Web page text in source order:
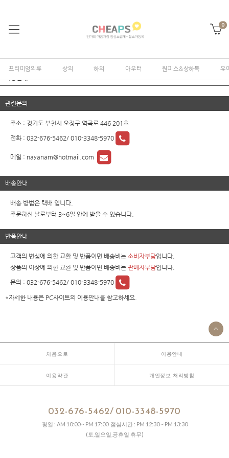
0
프리미엄의류 상의 하의 아우터 원피스&상하복 유
관련문의
주소 : 경기도 부천시 오정구 역곡로 446 201호
전화 : 032-676-5462/ 010-3348-5970
메일 : nayanam@hotmail.com
배송안내
배송 방법은 택배 입니다.
주문하신 날로부터 3~6일 안에 받을 수 있습니다.
반품안내
고객의 변심에 의한 교환 및 반품이면 배송비는 소비자부담입니다.
상품의 이상에 의한 교환 및 반품이면 배송비는 판매자부담입니다.
문의 : 032-676-5462/ 010-3348-5970
*자세한 내용은 PC사이트의 이용안내를 참고하세요.
처음으로 이용안내
이용약관 개인정보 처리방침
032-676-5462/ 010-3348-5970
평일 : AM 10:00 ~ PM 17:00 점심시간 : PM 12:30 ~ PM 13:30
(토,일요일,공휴일 휴무)